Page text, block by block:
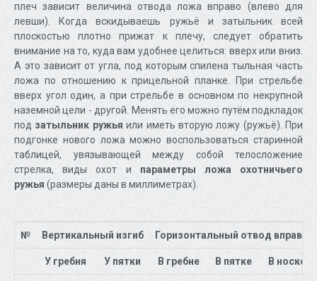
плеч зависит величина отвода ложа вправо (влево для
левши). Когда вскидываешь ружьё и затыльник всей
плоскостью плотно прижат к плечу, следует обратить
внимание на то, куда вам удобнее целиться: вверх или вниз.
А это зависит от угла, под которым спилена тыльная часть
ложа по отношению к прицельной планке. При стрельбе
вверх угол один, а при стрельбе в основном по некрупной
наземной цели - другой. Менять его можно путём подкладок
подзатыльник ружьяили иметь вторую ложу (ружьё). При
подгонке нового ложа можно воспользоваться старинной
таблицей, увязывающей между собой телосложение
стрелка, виды охот и параметры ложа охотничьего
ружья(размеры даны в миллиметрах).
№ Вертикальный изгиб Горизонтальный отвод вправо
У гребня У пятки В гребне В пятке В носке